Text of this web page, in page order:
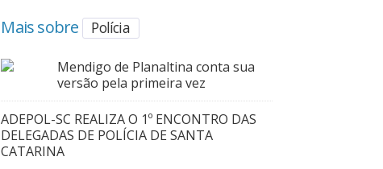
Mais sobre Polícia
Mendigo de Planaltina conta sua
versão pela primeira vez
ADEPOL-SC REALIZA O 1º ENCONTRO DAS
DELEGADAS DE POLÍCIA DE SANTA
CATARINA